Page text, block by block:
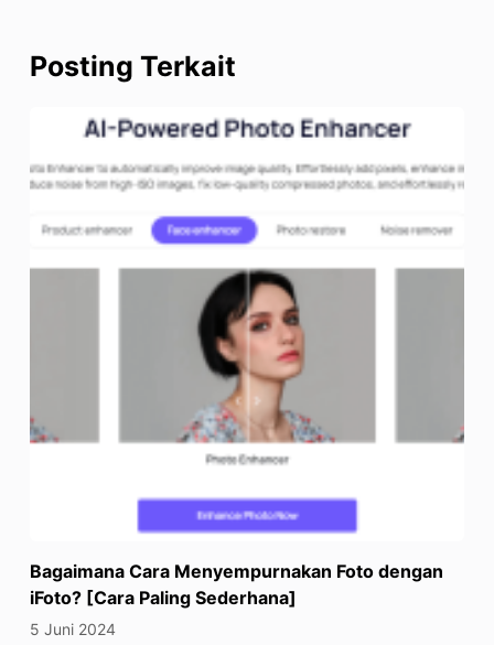
Posting Terkait
Bagaimana Cara Menyempurnakan Foto dengan
iFoto? [Cara Paling Sederhana]
5 Juni 2024